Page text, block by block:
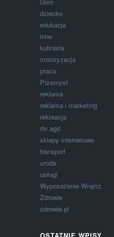
dziecko
edukacja
inne
kulinaria
motoryzacja
praca
Przemysł
reklama
reklama i marketing
rekreacja
rtv agd
sklepy internetowe
transport
uroda
usługi
Wyposażenie Wnętrz
Zdrowie
zdrowie.pl